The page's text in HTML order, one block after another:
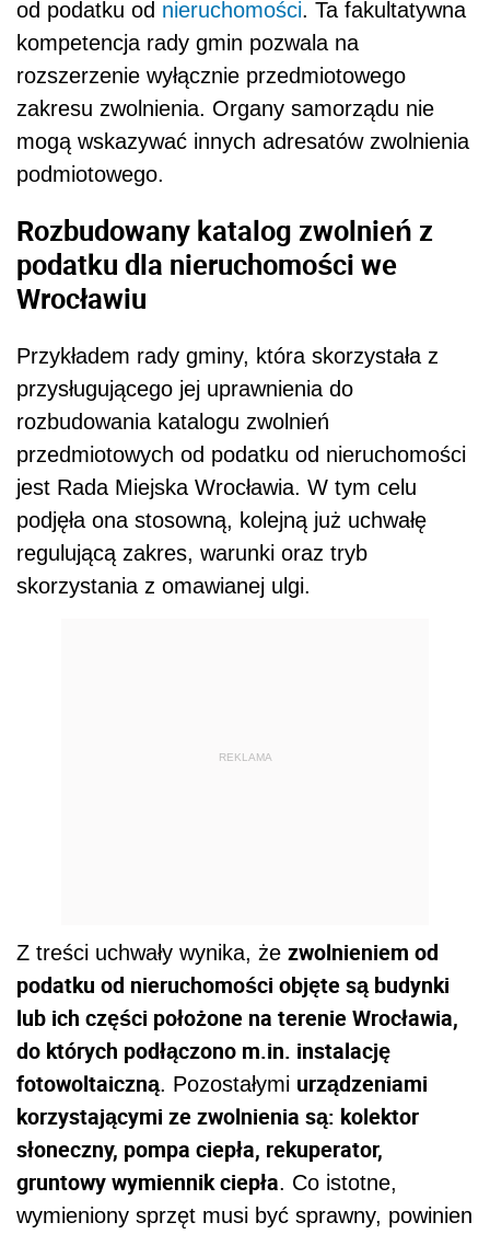
od podatku od nieruchomości. Ta fakultatywna
kompetencja rady gmin pozwala na
rozszerzenie wyłącznie przedmiotowego
zakresu zwolnienia. Organy samorządu nie
mogą wskazywać innych adresatów zwolnienia
podmiotowego.
Rozbudowany katalog zwolnień z
podatku dla nieruchomości we
Wrocławiu
Przykładem rady gminy, która skorzystała z
przysługującego jej uprawnienia do
rozbudowania katalogu zwolnień
przedmiotowych od podatku od nieruchomości
jest Rada Miejska Wrocławia. W tym celu
podjęła ona stosowną, kolejną już uchwałę
regulującą zakres, warunki oraz tryb
skorzystania z omawianej ulgi.
REKLAMA
Z treści uchwały wynika, że zwolnieniem od
podatku od nieruchomości objęte są budynki
lub ich części położone na terenie Wrocławia,
do których podłączono m.in. instalację
fotowoltaiczną. Pozostałymi urządzeniami
korzystającymi ze zwolnienia są: kolektor
słoneczny, pompa ciepła, rekuperator,
gruntowy wymiennik ciepła. Co istotne,
wymieniony sprzęt musi być sprawny, powinien